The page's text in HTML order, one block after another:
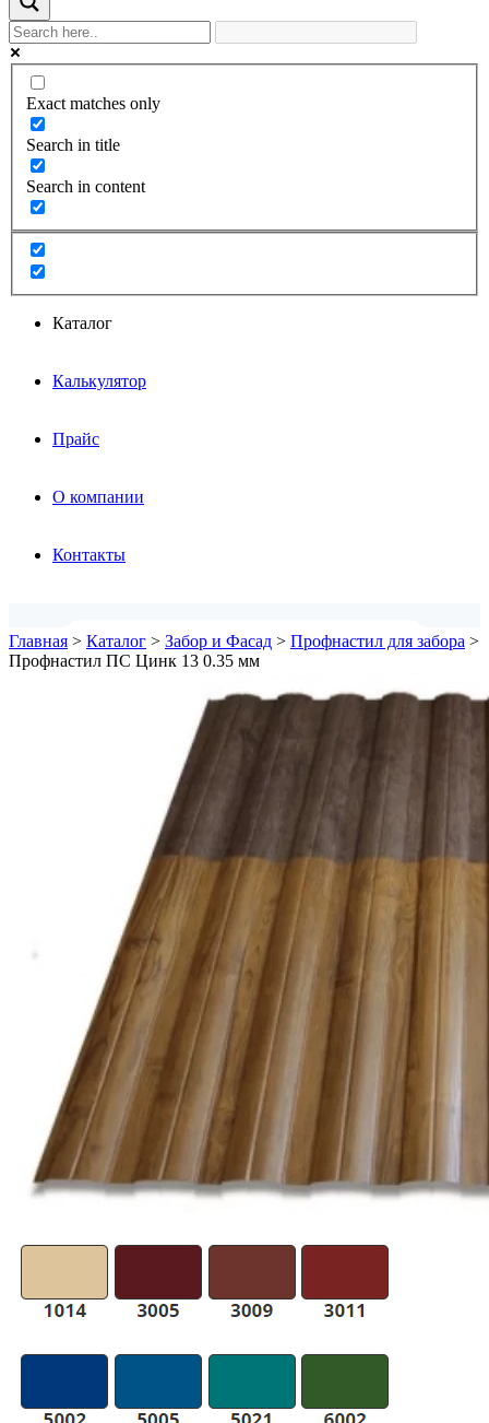
Exact matches only
Search in title
Search in content
Каталог
Калькулятор
Прайс
О компании
Контакты
Главная > Каталог > Забор и Фасад > Профнастил для забора >
Профнастил ПС Цинк 13 0.35 мм